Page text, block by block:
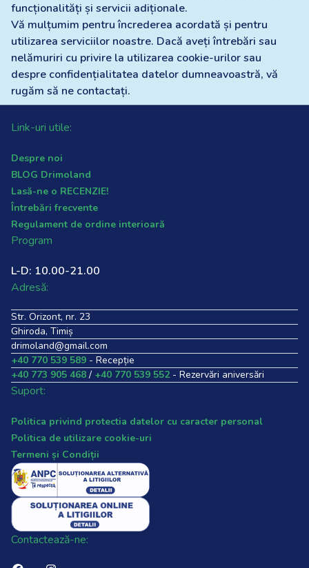
funcționalități și servicii adiționale.
Vă mulțumim pentru încrederea acordată și pentru
utilizarea serviciilor noastre. Dacă aveți întrebări sau
nelămuriri cu privire la utilizarea cookie-urilor sau
despre confidențialitatea datelor dumneavoastră, vă
rugăm să ne contactați.
Link-uri utile:
Despre noi
BLOG Drimoland
Lasă-ne o RECENZIE!
Întrebări frecvente
Regulament de ordine interioară
Program
L-D: 10.00-21.00
Adresă:
Str. Orizont, nr. 23
Ghiroda, Timiș
drimoland@gmail.com
+40 770 539 589 - Recepție
+40 773 905 468 / +40 770 539 552- Rezervări aniversări
Suport:
Politica privind protectia datelor cu caracter personal
Politica de utilizare cookie-uri
Termeni și Condiții
Contactează-ne: